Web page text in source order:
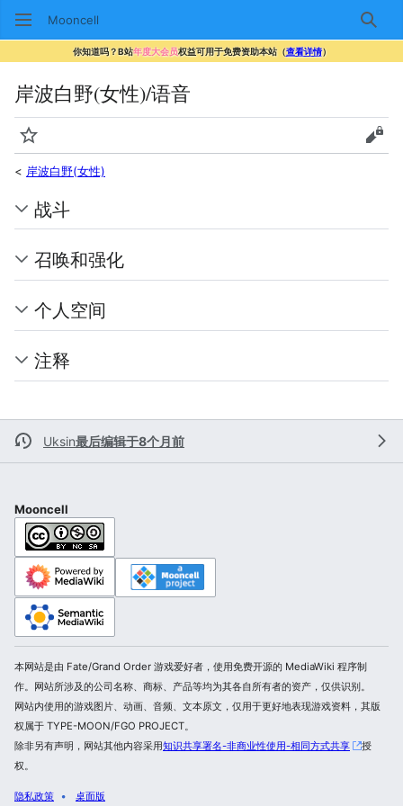
Mooncell 搜索
你知道吗？B站年度大会员权益可用于免费资助本站（查看详情）
岸波白野(女性)/语音
监视
查看
< 岸波白野(女性)
战斗
召唤和强化
个人空间
注释
Uksin最后编辑于8个月前
Mooncell
本网站是由 Fate/Grand Order 游戏爱好者，使用免费开源的 MediaWiki 程序制
作。网站所涉及的公司名称、商标、产品等均为其各自所有者的资产，仅供识别。
网站内使用的游戏图片、动画、音频、文本原文，仅用于更好地表现游戏资料，其版
权属于 TYPE-MOON/FGO PROJECT。
除非另有声明，网站其他内容采用知识共享署名-非商业性使用-相同方式共享
授
权。
隐私政策 桌面版